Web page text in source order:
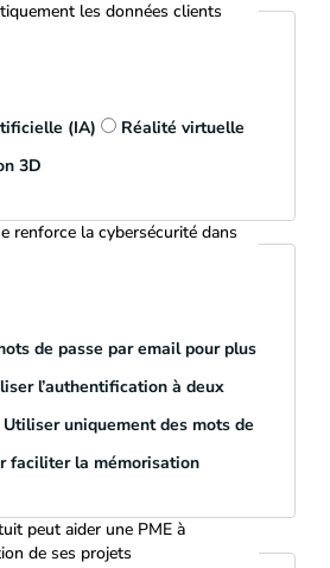
les données clients
(IA)
3D
renforce la cybersécurité dans
faciliter la mémorisation
peut aider une PME à
de ses projets